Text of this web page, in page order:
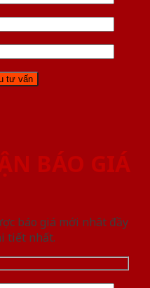
BÁO GIÁ
báo giá mới nhât đầy
tiết nhất.